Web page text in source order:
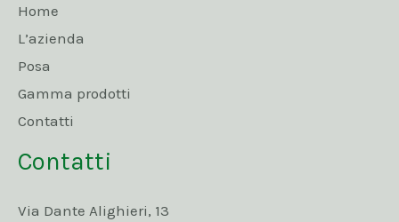
Home
L’azienda
Posa
Gamma prodotti
Contatti
Contatti
Via Dante Alighieri, 13